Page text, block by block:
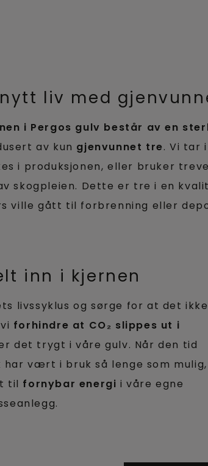
liv med
i Pergos gulv består av en
av kun gjenvunnet tre. Vi tar
i produksjonen, eller bruker
skogpleien. Dette er tre i en
ville gått til forbrenning eller
inn i kjernen
livssyklus og sørge for at det ikke
forhindre at CO₂ slippes ut i
det trygt i våre gulv. Når den tid
vært i bruk så lenge som mulig,
til fornybar energi i våre egne